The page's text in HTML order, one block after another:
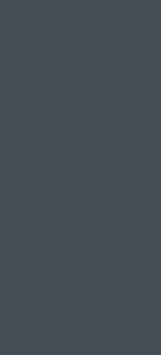
sind alle
(im Folgenden
Als identifizierbar
angesehen, die direkt
mittels Zuordnung zu
zu einer Online-
mehreren
Ausdruck der
genetischen,
kulturellen oder
Person sind,